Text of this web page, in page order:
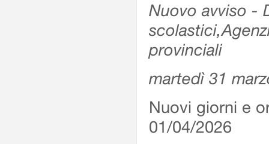
Nuovo avviso -
provinciali
martedì 31
Nuovi giorni e
01/04/2026